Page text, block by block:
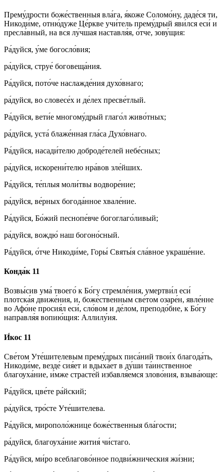
Прему́дрости боже́ственныя вла́га, я́коже Соломо́ну, даде́ся ти,
Никоди́ме, отню́дуже Це́ркве учи́тель прему́дрый яви́лся еси́ и
пресла́вный, на вся лу́чшая наставля́я, о́тче, зову́щия:
Ра́дуйся, у́ме богосло́вия;
ра́дуйся, струе́ боговеща́ния.
Ра́дуйся, пото́че наслажде́ния духо́внаго;
ра́дуйся, во словесе́х и де́лех пресве́тлый.
Ра́дуйся, вети́е многому́дрый глаго́л живо́тных;
ра́дуйся, уста́ блаже́нная гла́са Духо́внаго.
Ра́дуйся, насади́телю доброде́телей небе́сных;
ра́дуйся, искорени́телю нра́вов зле́йших.
Ра́дуйся, те́плыя моли́твы водворе́ние;
ра́дуйся, ве́рных богода́нное хвале́ние.
Ра́дуйся, Бо́жий песнопе́вче богоглаго́ливый;
ра́дуйся, вождю́ наш богоно́сный.
Ра́дуйся, о́тче Никоди́ме, Горы́ Святы́я сла́вное украше́ние.
Конда́к 11
Возвы́сив ума́ твоего́ к Бо́гу стремле́ния, умертви́л еси́
плотска́я движе́ния, и, боже́ственным све́том озаре́н, явле́нне
во Афо́не просия́л еси́, сло́вом и де́лом, преподо́бне, к Бо́гу
направля́я вопию́щия: Аллилу́ия.
И́кос 11
Све́том Уте́шителевым прему́дрых писа́ний твои́х благода́ть,
Никоди́ме, везде́ сия́ет и вдыха́ет в ду́ши та́инственное
благоуха́ние, и́мже страсте́й избавля́емся злово́ния, взыва́юще:
Ра́дуйся, цве́те ра́йский;
ра́дуйся, тро́сте Уте́шителева.
Ра́дуйся, мирополо́жнице боже́ственныя бла́гости;
ра́дуйся, благоуха́ние жития́ чи́стаго.
Ра́дуйся, ми́ро всеблагово́нное подви́жническия жи́зни;